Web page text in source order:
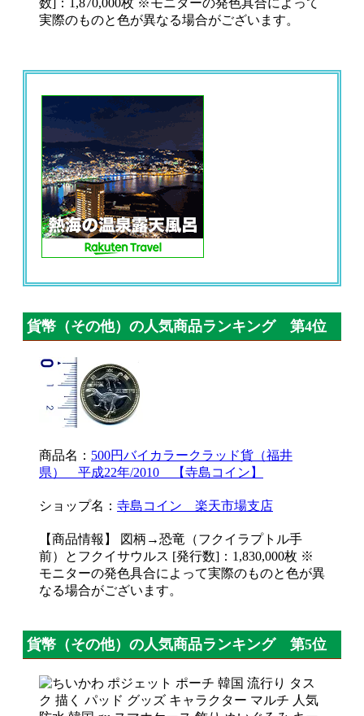
実際のものと色が異なる場合がございます。
貨幣（その他）の人気商品ランキング 第4位
商品名： 500円バイカラークラッド貨（福井
県） 平成22年/2010 【寺島コイン】
ショップ名： 寺島コイン 楽天市場支店
【商品情報】 図柄→恐竜（フクイラプトル手
前）とフクイサウルス [発行数]：1,830,000枚 ※
モニターの発色具合によって実際のものと色が異
なる場合がございます。
貨幣（その他）の人気商品ランキング 第5位